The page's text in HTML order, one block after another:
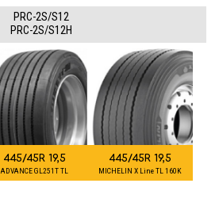
PRC-2S/S12
PRC-2S/S12H
445/45R 19,5
ADVANCE GL251T TL
445/45R 19,5
MICHELIN X Line TL 160K